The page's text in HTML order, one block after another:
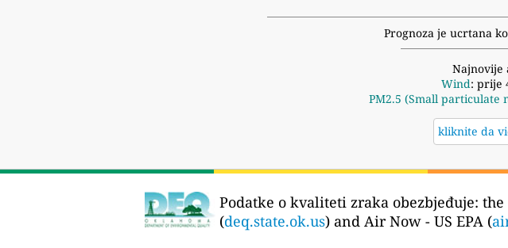
Prognoza je ucrtana
Najnovije
Wind: prije
PM2.5 (Small particulate
kliknite da
Podatke o kvaliteti zraka obezbjeđuje: the
(deq.state.ok.us) and Air Now - US EPA (